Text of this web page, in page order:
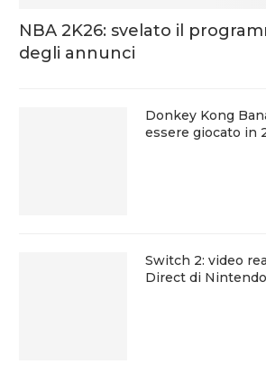
NBA 2K26: svelato il
degli annunci
Donkey Kong
essere giocato in
Switch 2: video
Direct di Nintendo